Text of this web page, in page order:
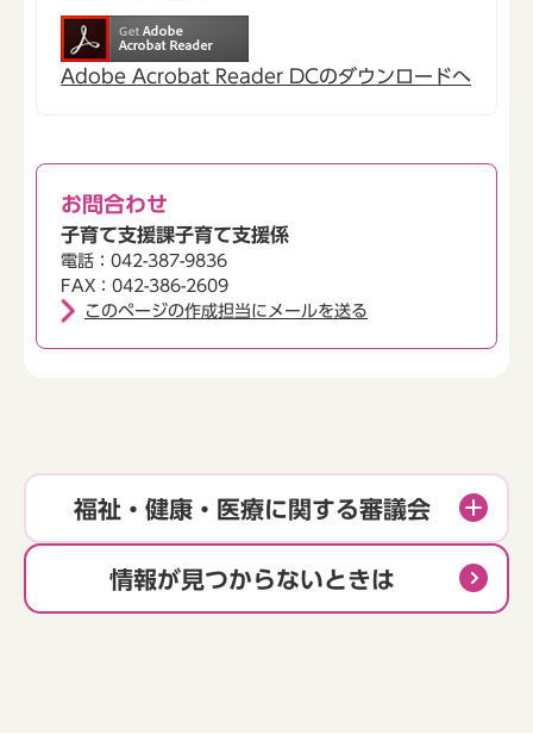
Adobe Acrobat Reader DCのダウンロードへ
お問合わせ
子育て支援課子育て支援係
電話：042-387-9836
FAX：042-386-2609
このページの作成担当にメールを送る
福祉・健康・医療に関する審議会
情報が見つからないときは